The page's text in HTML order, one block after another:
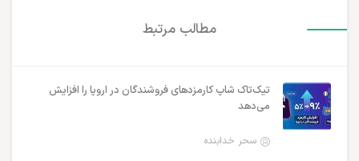
مطالب مرتبط
تیک‌تاک شاپ کارمزدهای فروشندگان در اروپا را افزایش
می‌دهد
سحر خدابنده